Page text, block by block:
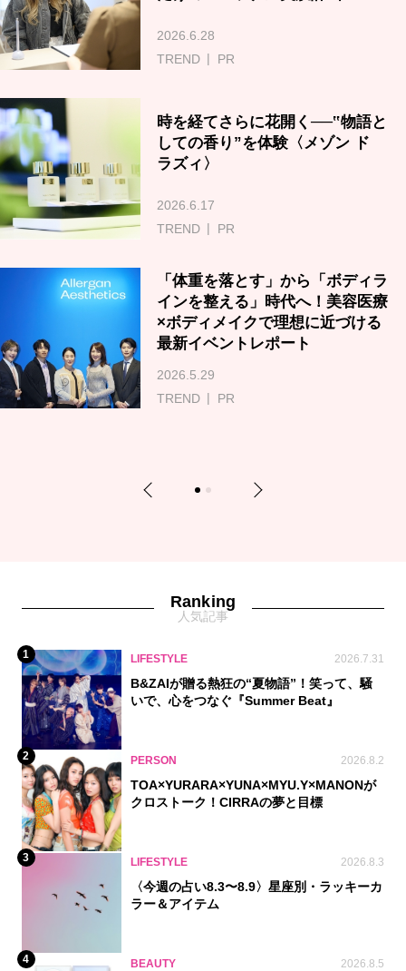
2026.6.28
TREND
PR
時を経てさらに花開く──‟物語と
しての香り”を体験〈メゾン ド
ラズィ〉
2026.6.17
TREND
PR
「体重を落とす」から「ボディラ
インを整える」時代へ！美容医療
×ボディメイクで理想に近づける
最新イベントレポート
2026.5.29
TREND
PR
Previous 1 2 Next
Ranking
人気記事
1 LIFESTYLE 2026.7.31
B&ZAIが贈る熱狂の“夏物語”！笑って、騒
いで、心をつなぐ『Summer Beat』
2 PERSON 2026.8.2
TOA×YURARA×YUNA×MYU.Y×MANONが
クロストーク！CIRRAの夢と目標
3 LIFESTYLE 2026.8.3
〈今週の占い8.3〜8.9〉星座別・ラッキーカ
ラー＆アイテム
4 BEAUTY 2026.8.5